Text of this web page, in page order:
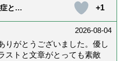
と介
+1
2026-08-04
りがとうございました。優し
ストと文章がとっても素敵